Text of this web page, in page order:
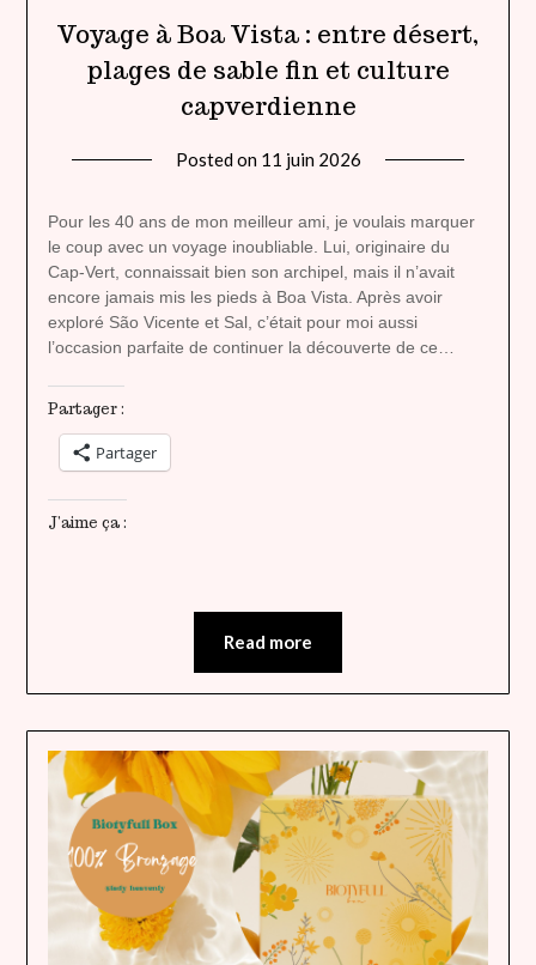
Voyage à Boa Vista : entre désert,
plages de sable fin et culture
capverdienne
Posted on 11 juin 2026
heavenly
Pour les 40 ans de mon meilleur ami, je voulais marquer
le coup avec un voyage inoubliable. Lui, originaire du
Cap-Vert, connaissait bien son archipel, mais il n’avait
encore jamais mis les pieds à Boa Vista. Après avoir
exploré São Vicente et Sal, c’était pour moi aussi
l’occasion parfaite de continuer la découverte de ce…
Partager :
Partager
J’aime ça :
Read more